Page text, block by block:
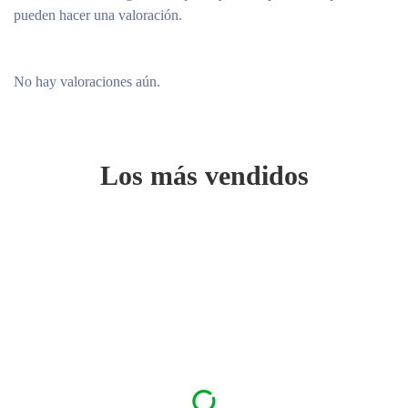
No hay valoraciones aún.
pueden hacer una valoración.
Los más vendidos